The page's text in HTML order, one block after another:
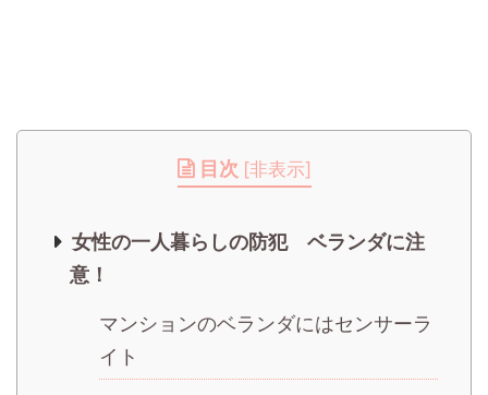
目次 [非表示]
女性の一人暮らしの防犯 ベランダに注
意！
マンションのベランダにはセンサーラ
イト